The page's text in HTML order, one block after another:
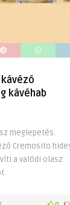
kávéhab
meglepetés.
Cremosito
a valódi olasz